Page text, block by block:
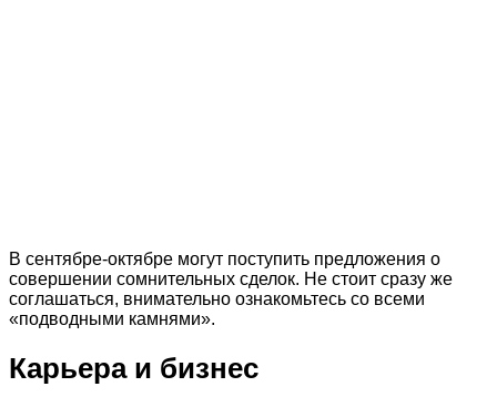
В сентябре-октябре могут поступить предложения о
совершении сомнительных сделок. Не стоит сразу же
соглашаться, внимательно ознакомьтесь со всеми
«подводными камнями».
Карьера и бизнес